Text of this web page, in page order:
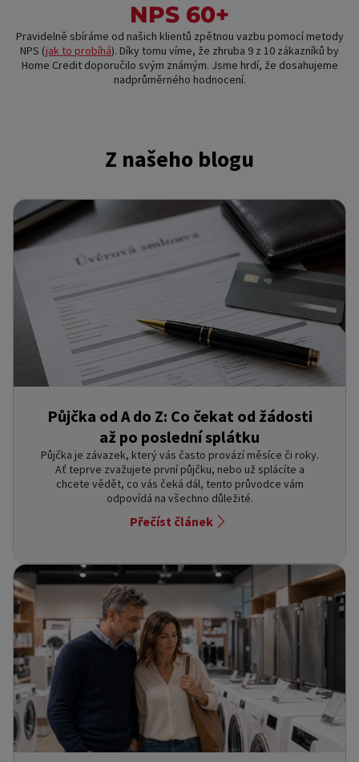
NPS 60+
Pravidelně sbíráme od našich klientů zpětnou vazbu pomocí metody
NPS (jak to probíhá). Díky tomu víme, že zhruba 9 z 10 zákazníků by
Home Credit doporučilo svým známým. Jsme hrdí, že dosahujeme
nadprůměrného hodnocení.
Z našeho blogu
Půjčka od A do Z: Co čekat od žádosti
až po poslední splátku
Půjčka je závazek, který vás často provází měsíce či roky.
Ať teprve zvažujete první půjčku, nebo už splácíte a
chcete vědět, co vás čeká dál, tento průvodce vám
odpovídá na všechno důležité.
Přečíst článek